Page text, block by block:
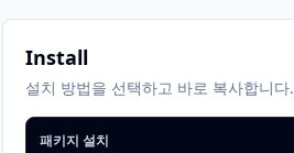
Install
설치 방법을 선택하고 바로 복사합니다.
패키지 설치